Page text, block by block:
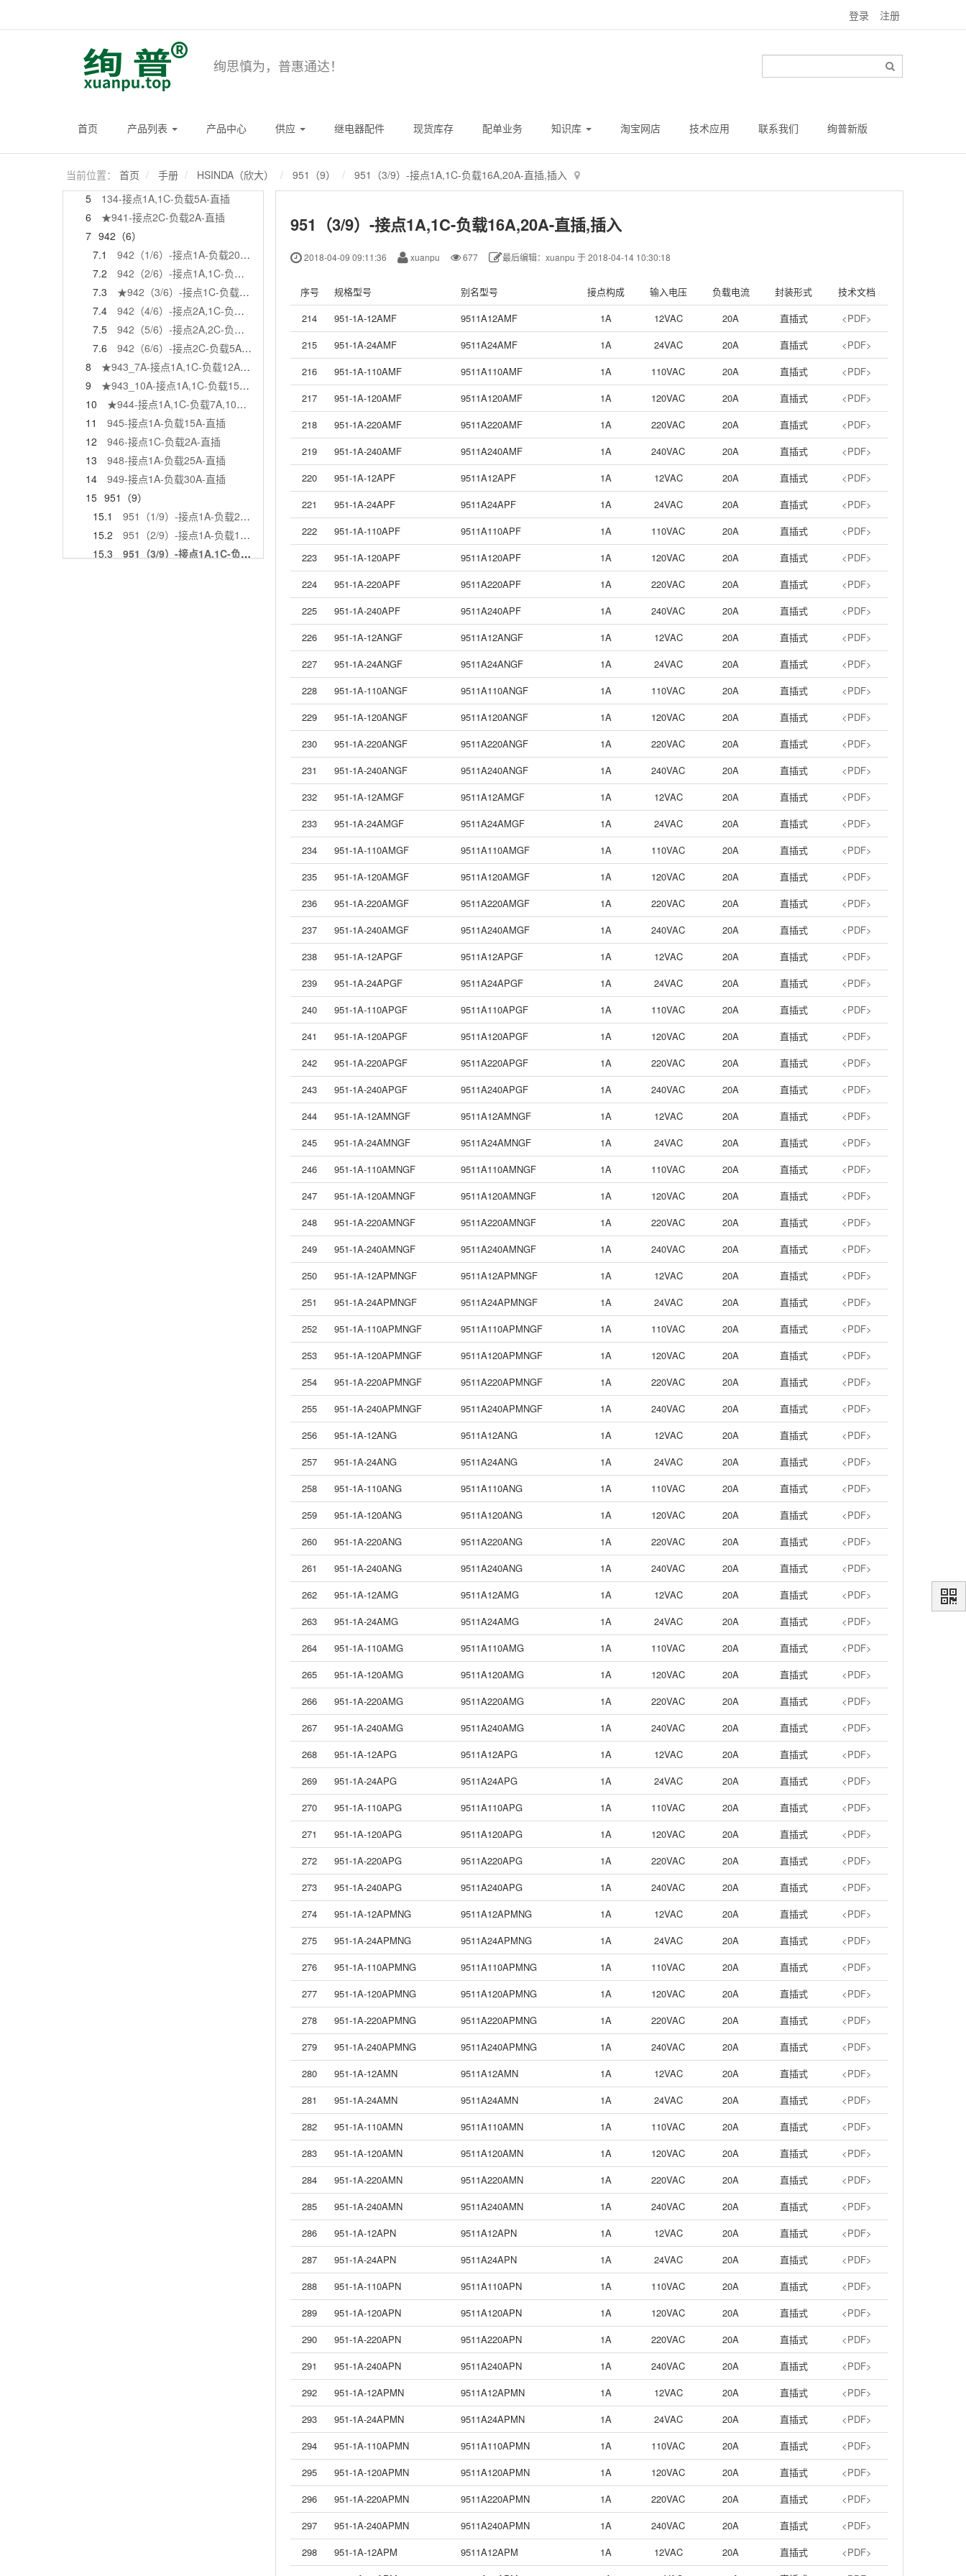
登录 注册
绚思慎为，普惠通达！
首页 产品列表 产品中心 供应 继电器配件 现货库存 配单业务 知识库 淘宝网店 技术应用 联系我们 绚普新版
当前位置： 首页 手册 HSINDA（欣大） 951（9） 951（3/9）-接点1A,1C-负载16A,20A-直插,插入
HSINDA（欣大）
1
102-接点1C-负载30A-直插
4
133-接点1A-负载5-10A-直插
5
134-接点1A,1C-负载5A-直插
6
★941-接点2C-负载2A-直插
7 942（6）
7.1
942（1/6）-接点1A-负载20A-直插
7.2
942（2/6）-接点1A,1C-负载12A,20A-直插
7.3
★942（3/6）-接点1C-负载12A-直插
7.4
942（4/6）-接点2A,1C-负载7A,12A-直插
7.5
942（5/6）-接点2A,2C-负载5A,7A-直插
7.6
942（6/6）-接点2C-负载5A-直插
8
★943_7A-接点1A,1C-负载12A-直插
9
★943_10A-接点1A,1C-负载15A-直插
10
★944-接点1A,1C-负载7A,10A-直插-已停产
11
945-接点1A-负载15A-直插
12
946-接点1C-负载2A-直插
13
948-接点1A-负载25A-直插
14
949-接点1A-负载30A-直插
15 951（9）
15.1
951（1/9）-接点1A-负载20A-直插,插入
15.2
951（2/9）-接点1A-负载16A-直插,插入
15.3
951（3/9）-接点1A,1C-负载16A,20A-直插,插入
951（3/9）-接点1A,1C-负载16A,20A-直插,插入
2018-04-09 09:11:36 xuanpu 677 最后编辑：xuanpu 于 2018-04-14 10:30:18
序号 规格型号 别名型号 接点构成 输入电压 负载电流 封装形式
技术文档
214
951-1A-12AMF 9511A12AMF 1A 12VAC 20A 直插式
<PDF>
215
951-1A-24AMF 9511A24AMF 1A 24VAC 20A 直插式
<PDF>
216
951-1A-110AMF 9511A110AMF 1A 110VAC 20A 直插式
<PDF>
217
951-1A-120AMF 9511A120AMF 1A 120VAC 20A 直插式
<PDF>
218
951-1A-220AMF 9511A220AMF 1A 220VAC 20A 直插式
<PDF>
219
951-1A-240AMF 9511A240AMF 1A 240VAC 20A 直插式
<PDF>
220
951-1A-12APF 9511A12APF 1A 12VAC 20A 直插式
<PDF>
221
951-1A-24APF 9511A24APF 1A 24VAC 20A 直插式
<PDF>
222
951-1A-110APF 9511A110APF 1A 110VAC 20A 直插式
<PDF>
223
951-1A-120APF 9511A120APF 1A 120VAC 20A 直插式
<PDF>
224
951-1A-220APF 9511A220APF 1A 220VAC 20A 直插式
<PDF>
225
951-1A-240APF 9511A240APF 1A 240VAC 20A 直插式
<PDF>
226
951-1A-12ANGF 9511A12ANGF 1A 12VAC 20A 直插式
<PDF>
227
951-1A-24ANGF 9511A24ANGF 1A 24VAC 20A 直插式
<PDF>
228
951-1A-110ANGF 9511A110ANGF 1A 110VAC 20A 直插式
<PDF>
229
951-1A-120ANGF 9511A120ANGF 1A 120VAC 20A 直插式
<PDF>
230
951-1A-220ANGF 9511A220ANGF 1A 220VAC 20A 直插式
<PDF>
231
951-1A-240ANGF 9511A240ANGF 1A 240VAC 20A 直插式
<PDF>
232
951-1A-12AMGF 9511A12AMGF 1A 12VAC 20A 直插式
<PDF>
233
951-1A-24AMGF 9511A24AMGF 1A 24VAC 20A 直插式
<PDF>
234
951-1A-110AMGF 9511A110AMGF 1A 110VAC 20A 直插式
<PDF>
235
951-1A-120AMGF 9511A120AMGF 1A 120VAC 20A 直插式
<PDF>
236
951-1A-220AMGF 9511A220AMGF 1A 220VAC 20A 直插式
<PDF>
237
951-1A-240AMGF 9511A240AMGF 1A 240VAC 20A 直插式
<PDF>
238
951-1A-12APGF 9511A12APGF 1A 12VAC 20A 直插式
<PDF>
239
951-1A-24APGF 9511A24APGF 1A 24VAC 20A 直插式
<PDF>
240
951-1A-110APGF 9511A110APGF 1A 110VAC 20A 直插式
<PDF>
241
951-1A-120APGF 9511A120APGF 1A 120VAC 20A 直插式
<PDF>
242
951-1A-220APGF 9511A220APGF 1A 220VAC 20A 直插式
<PDF>
243
951-1A-240APGF 9511A240APGF 1A 240VAC 20A 直插式
<PDF>
244
951-1A-12AMNGF 9511A12AMNGF 1A 12VAC 20A 直插式
<PDF>
245
951-1A-24AMNGF 9511A24AMNGF 1A 24VAC 20A 直插式
<PDF>
246
951-1A-110AMNGF 9511A110AMNGF 1A 110VAC 20A 直插式
<PDF>
247
951-1A-120AMNGF 9511A120AMNGF 1A 120VAC 20A 直插式
<PDF>
248
951-1A-220AMNGF 9511A220AMNGF 1A 220VAC 20A 直插式
<PDF>
249
951-1A-240AMNGF 9511A240AMNGF 1A 240VAC 20A 直插式
<PDF>
250
951-1A-12APMNGF 9511A12APMNGF 1A 12VAC 20A 直插式
<PDF>
251
951-1A-24APMNGF 9511A24APMNGF 1A 24VAC 20A 直插式
<PDF>
252
951-1A-110APMNGF 9511A110APMNGF 1A 110VAC 20A 直插式
<PDF>
253
951-1A-120APMNGF 9511A120APMNGF 1A 120VAC 20A 直插式
<PDF>
254
951-1A-220APMNGF 9511A220APMNGF 1A 220VAC 20A 直插式
<PDF>
255
951-1A-240APMNGF 9511A240APMNGF 1A 240VAC 20A 直插式
<PDF>
256
951-1A-12ANG 9511A12ANG 1A 12VAC 20A 直插式
<PDF>
257
951-1A-24ANG 9511A24ANG 1A 24VAC 20A 直插式
<PDF>
258
951-1A-110ANG 9511A110ANG 1A 110VAC 20A 直插式
<PDF>
259
951-1A-120ANG 9511A120ANG 1A 120VAC 20A 直插式
<PDF>
260
951-1A-220ANG 9511A220ANG 1A 220VAC 20A 直插式
<PDF>
261
951-1A-240ANG 9511A240ANG 1A 240VAC 20A 直插式
<PDF>
262
951-1A-12AMG 9511A12AMG 1A 12VAC 20A 直插式
<PDF>
263
951-1A-24AMG 9511A24AMG 1A 24VAC 20A 直插式
<PDF>
264
951-1A-110AMG 9511A110AMG 1A 110VAC 20A 直插式
<PDF>
265
951-1A-120AMG 9511A120AMG 1A 120VAC 20A 直插式
<PDF>
266
951-1A-220AMG 9511A220AMG 1A 220VAC 20A 直插式
<PDF>
267
951-1A-240AMG 9511A240AMG 1A 240VAC 20A 直插式
<PDF>
268
951-1A-12APG 9511A12APG 1A 12VAC 20A 直插式
<PDF>
269
951-1A-24APG 9511A24APG 1A 24VAC 20A 直插式
<PDF>
270
951-1A-110APG 9511A110APG 1A 110VAC 20A 直插式
<PDF>
271
951-1A-120APG 9511A120APG 1A 120VAC 20A 直插式
<PDF>
272
951-1A-220APG 9511A220APG 1A 220VAC 20A 直插式
<PDF>
273
951-1A-240APG 9511A240APG 1A 240VAC 20A 直插式
<PDF>
274
951-1A-12APMNG 9511A12APMNG 1A 12VAC 20A 直插式
<PDF>
275
951-1A-24APMNG 9511A24APMNG 1A 24VAC 20A 直插式
<PDF>
276
951-1A-110APMNG 9511A110APMNG 1A 110VAC 20A 直插式
<PDF>
277
951-1A-120APMNG 9511A120APMNG 1A 120VAC 20A 直插式
<PDF>
278
951-1A-220APMNG 9511A220APMNG 1A 220VAC 20A 直插式
<PDF>
279
951-1A-240APMNG 9511A240APMNG 1A 240VAC 20A 直插式
<PDF>
280
951-1A-12AMN 9511A12AMN 1A 12VAC 20A 直插式
<PDF>
281
951-1A-24AMN 9511A24AMN 1A 24VAC 20A 直插式
<PDF>
282
951-1A-110AMN 9511A110AMN 1A 110VAC 20A 直插式
<PDF>
283
951-1A-120AMN 9511A120AMN 1A 120VAC 20A 直插式
<PDF>
284
951-1A-220AMN 9511A220AMN 1A 220VAC 20A 直插式
<PDF>
285
951-1A-240AMN 9511A240AMN 1A 240VAC 20A 直插式
<PDF>
286
951-1A-12APN 9511A12APN 1A 12VAC 20A 直插式
<PDF>
287
951-1A-24APN 9511A24APN 1A 24VAC 20A 直插式
<PDF>
288
951-1A-110APN 9511A110APN 1A 110VAC 20A 直插式
<PDF>
289
951-1A-120APN 9511A120APN 1A 120VAC 20A 直插式
<PDF>
290
951-1A-220APN 9511A220APN 1A 220VAC 20A 直插式
<PDF>
291
951-1A-240APN 9511A240APN 1A 240VAC 20A 直插式
<PDF>
292
951-1A-12APMN 9511A12APMN 1A 12VAC 20A 直插式
<PDF>
293
951-1A-24APMN 9511A24APMN 1A 24VAC 20A 直插式
<PDF>
294
951-1A-110APMN 9511A110APMN 1A 110VAC 20A 直插式
<PDF>
295
951-1A-120APMN 9511A120APMN 1A 120VAC 20A 直插式
<PDF>
296
951-1A-220APMN 9511A220APMN 1A 220VAC 20A 直插式
<PDF>
297
951-1A-240APMN 9511A240APMN 1A 240VAC 20A 直插式
<PDF>
298
951-1A-12APM 9511A12APM 1A 12VAC 20A 直插式
<PDF>